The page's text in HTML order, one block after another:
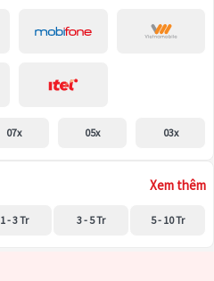
07x 05x 03x
Xem thêm
1 - 3 Tr 3 - 5 Tr 5 - 10 Tr